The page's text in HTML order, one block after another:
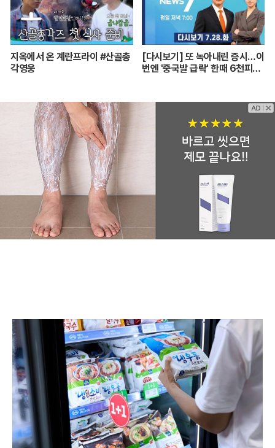
지옥에서 온 계란프라이 #산골총
각영웅
[다시보기] 또 녹아내린 증시…이
번엔 '중국발 급락' 한때 6천피도